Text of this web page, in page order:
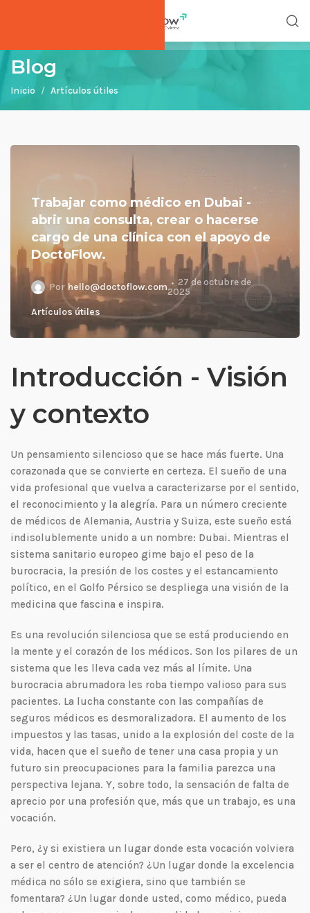
Blog
Inicio Artículos útiles
Trabajar como médico en Dubai -
abrir una consulta, crear o hacerse
cargo de una clínica con el apoyo de
DoctoFlow.
Por hello@doctoflow.com
27 de octubre de
2025
Artículos útiles
Introducción - Visión
y contexto
Un pensamiento silencioso que se hace más fuerte. Una
corazonada que se convierte en certeza. El sueño de una
vida profesional que vuelva a caracterizarse por el sentido,
el reconocimiento y la alegría. Para un número creciente
de médicos de Alemania, Austria y Suiza, este sueño está
indisolublemente unido a un nombre: Dubai. Mientras el
sistema sanitario europeo gime bajo el peso de la
burocracia, la presión de los costes y el estancamiento
político, en el Golfo Pérsico se despliega una visión de la
medicina que fascina e inspira.
Es una revolución silenciosa que se está produciendo en
la mente y el corazón de los médicos. Son los pilares de un
sistema que les lleva cada vez más al límite. Una
burocracia abrumadora les roba tiempo valioso para sus
pacientes. La lucha constante con las compañías de
seguros médicos es desmoralizadora. El aumento de los
impuestos y las tasas, unido a la explosión del coste de la
vida, hacen que el sueño de tener una casa propia y un
futuro sin preocupaciones para la familia parezca una
perspectiva lejana. Y, sobre todo, la sensación de falta de
aprecio por una profesión que, más que un trabajo, es una
vocación.
Pero, ¿y si existiera un lugar donde esta vocación volviera
a ser el centro de atención? ¿Un lugar donde la excelencia
médica no sólo se exigiera, sino que también se
fomentara? ¿Un lugar donde usted, como médico, pueda